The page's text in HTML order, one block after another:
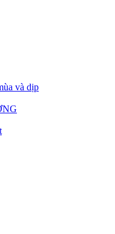
và dịp